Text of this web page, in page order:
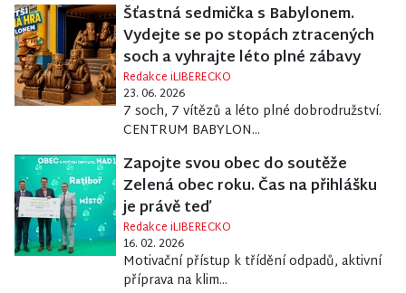
Šťastná sedmička s Babylonem.
Vydejte se po stopách ztracených
soch a vyhrajte léto plné zábavy
Redakce iLIBERECKO
23. 06. 2026
7 soch, 7 vítězů a léto plné dobrodružství.
CENTRUM BABYLON...
Zapojte svou obec do soutěže
Zelená obec roku. Čas na přihlášku
je právě teď
Redakce iLIBERECKO
16. 02. 2026
Motivační přístup k třídění odpadů, aktivní
příprava na klim...